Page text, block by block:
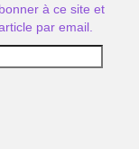
à ce site et
par email.